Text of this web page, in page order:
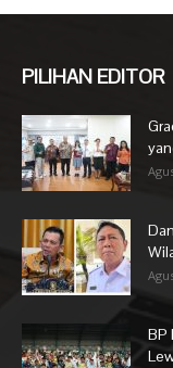
PILIHAN EDITOR
BP